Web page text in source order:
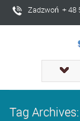
Zadzwoń + 48
Tag